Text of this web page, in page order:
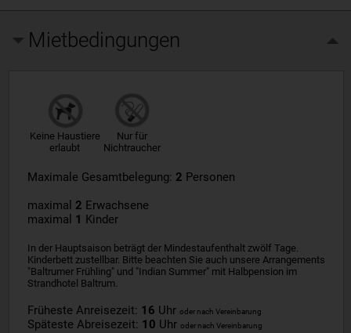
Mietbedingungen
Keine Haustiere
erlaubt
Nur für
Nichtraucher
Maximale Gesamtbelegung: 2 Personen
maximal 2 Erwachsene
maximal 1 Kinder
In der Hauptsaison beträgt der Mindestaufenthalt zwölf Tage.
Kinderbett zustellbar. Bitte beachten Sie auch unsere Arrangements
"Baltrumer Frühling" und "Indian Summer" mit Halbpension im
Strandhotel Baltrum.
Früheste Anreisezeit: 16 Uhr oder nach Vereinbarung
Späteste Abreisezeit: 10 Uhr oder nach Vereinbarung